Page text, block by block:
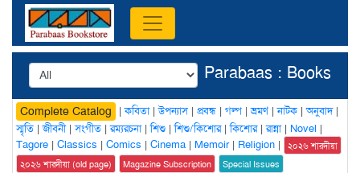
Parabaas : Books
Complete Catalog |কবিতা|উপন্যাস| প্রবন্ধ | গল্প |ভ্রমণ|নাটক |অনুবাদ|
স্মৃতি |জীবনী|সংগীত |রম্যরচনা|শিশু |শিশু/কিশোর|কিশোর|রান্না| Novel |
Tagore | Classics | Comics | Cinema | Memoir| Religion |
২০২৬ শারদীয়া
২০২৬ শারদীয়া (old page)
Magazine Subscription
Special Issues